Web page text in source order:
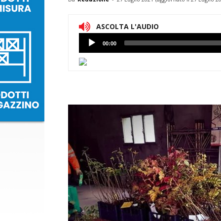
ASCOLTA L'AUDIO
Lettore
Audio
00:00